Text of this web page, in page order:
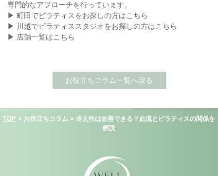
専門的なアプローチを行っています。
▶ 町田でピラティスをお探しの方はこちら
▶ 川越でピラティススタジオをお探しの方はこちら
▶ 店舗一覧はこちら
お役立ちコラム一覧へ戻る
TOP > お役立ちコラム > 冷え性は改善できる？血流とピラティスの関係を
解説